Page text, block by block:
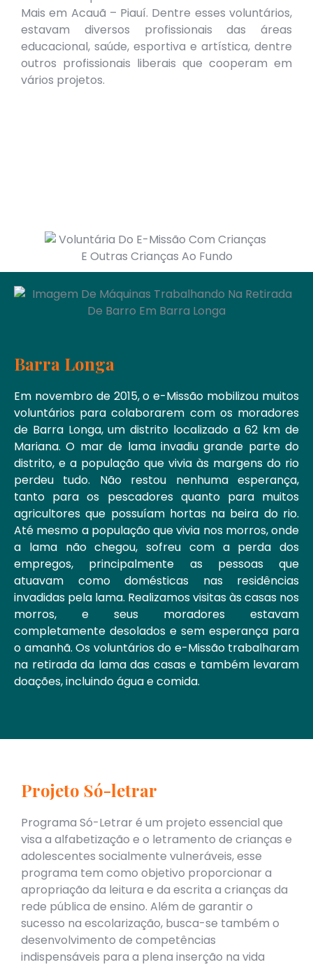
Mais em Acauã – Piauí. Dentre esses voluntários,
estavam diversos profissionais das áreas
educacional, saúde, esportiva e artística, dentre
outros profissionais liberais que cooperam em
vários projetos.
Barra Longa
Em novembro de 2015, o e-Missão mobilizou muitos
voluntários para colaborarem com os moradores
de Barra Longa, um distrito localizado a 62 km de
Mariana. O mar de lama invadiu grande parte do
distrito, e a população que vivia às margens do rio
perdeu tudo. Não restou nenhuma esperança,
tanto para os pescadores quanto para muitos
agricultores que possuíam hortas na beira do rio.
Até mesmo a população que vivia nos morros, onde
a lama não chegou, sofreu com a perda dos
empregos, principalmente as pessoas que
atuavam como domésticas nas residências
invadidas pela lama. Realizamos visitas às casas nos
morros, e seus moradores estavam
completamente desolados e sem esperança para
o amanhã. Os voluntários do e-Missão trabalharam
na retirada da lama das casas e também levaram
doações, incluindo água e comida.
Projeto Só-letrar
Programa Só-Letrar é um projeto essencial que
visa a alfabetização e o letramento de crianças e
adolescentes socialmente vulneráveis, esse
programa tem como objetivo proporcionar a
apropriação da leitura e da escrita a crianças da
rede pública de ensino. Além de garantir o
sucesso na escolarização, busca-se também o
desenvolvimento de competências
indispensáveis para a plena inserção na vida